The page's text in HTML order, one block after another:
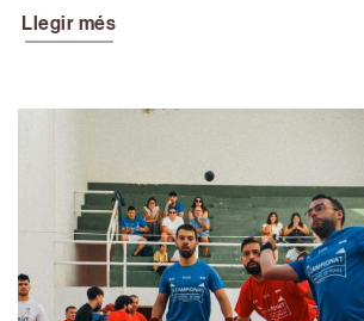
Llegir més